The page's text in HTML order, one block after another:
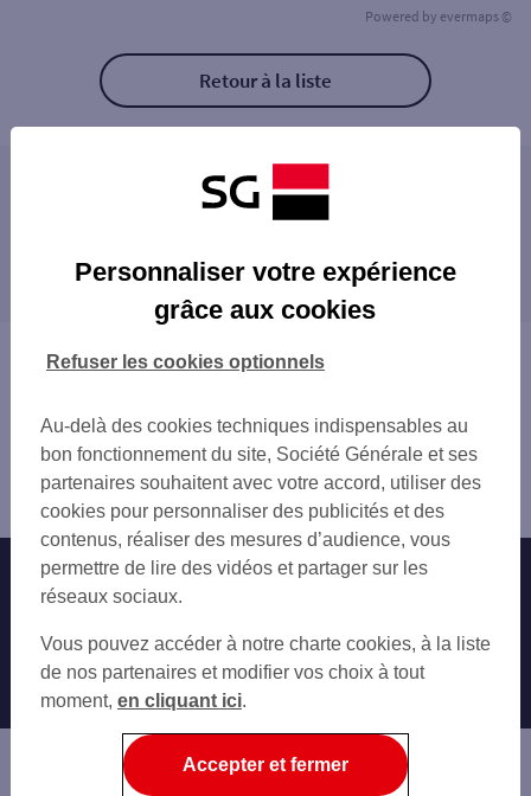
Powered by evermaps ©
Retour à la liste
Les agences SG PRO à proximité
PARIS JULES JOFFRIN
ST DENIS CARRF PLEYEL
CLICHY JEAN JAURES
PARIS LEPIC
PARIS MARCADET
PARIS BATIGNOLLES
PARIS MONTMARTRE
PARIS ROCHECHOUART
LEVALLOIS GARE
PARIS PLACE LEVIS
PARIS EUROPE
PARIS CONDORCET
PARIS VILLIERS
PARIS TRINITE
proximité
VILLENEUVE-LA-GARENNE
ASNIÈRES-SUR-SEINE
GENNEVILLIERS
SAINT-DENIS
BOIS-COLOMBES
LA COURNEUVE
NEUILLY-SUR-SEINE
PARIS
ÉPINAY-SUR-SEINE
COURBEVOIE
LE PRÉ-SAINT-GERVAIS
COLOMBES
LA GARENNE-COLOMBES
Vous êtes ici : Accueil
Saint Ouen
Agence SAINT OUEN GARIBALDI
Nos engagements Nous contacter
Autres sites SG
Professionnels
Entreprises
Associations
Personnaliser votre expérience
grâce aux cookies
Au-delà des cookies techniques indispensables au
bon fonctionnement du site, Société Générale et ses
partenaires souhaitent avec votre accord, utiliser des
cookies pour personnaliser des publicités et des
contenus, réaliser des mesures d’audience, vous
permettre de lire des vidéos et partager sur les
réseaux sociaux.
Vous pouvez accéder à notre charte cookies, à la liste
de nos partenaires et modifier vos choix à tout
moment, en cliquant ici.
Refuser les cookies optionnels
Accepter et fermer